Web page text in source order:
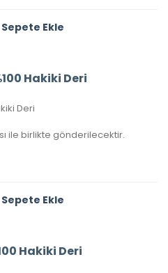
Sepete Ekle
Hakiki Deri
Deri
ile birlikte gönderilecektir.
Sepete Ekle
Hakiki Deri